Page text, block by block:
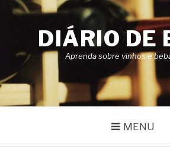
Pular
DIÁRIO DE
Aprenda sobre vinhos e
MENU